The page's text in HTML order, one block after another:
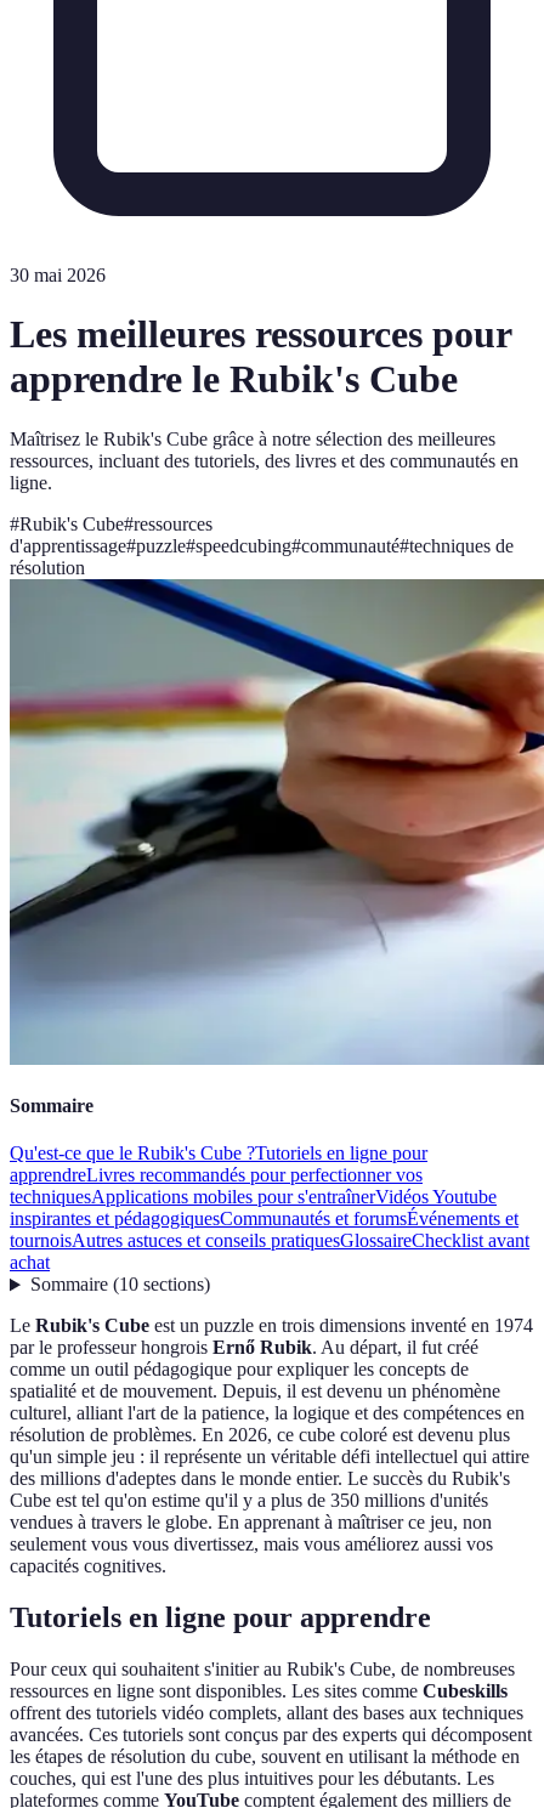
30 mai 2026
Les meilleures ressources pour
apprendre le Rubik's Cube
Maîtrisez le Rubik's Cube grâce à notre sélection des meilleures
ressources, incluant des tutoriels, des livres et des communautés en
ligne.
#Rubik's Cube#ressources
d'apprentissage#puzzle#speedcubing#communauté#techniques de
résolution
Sommaire
Qu'est-ce que le Rubik's Cube ?Tutoriels en ligne pour
apprendreLivres recommandés pour perfectionner vos
techniquesApplications mobiles pour s'entraînerVidéos Youtube
inspirantes et pédagogiquesCommunautés et forumsÉvénements et
tournoisAutres astuces et conseils pratiquesGlossaireChecklist avant
achat
Sommaire(10 sections)
Le Rubik's Cube est un puzzle en trois dimensions inventé en 1974
par le professeur hongrois Ernő Rubik. Au départ, il fut créé
comme un outil pédagogique pour expliquer les concepts de
spatialité et de mouvement. Depuis, il est devenu un phénomène
culturel, alliant l'art de la patience, la logique et des compétences en
résolution de problèmes. En 2026, ce cube coloré est devenu plus
qu'un simple jeu : il représente un véritable défi intellectuel qui attire
des millions d'adeptes dans le monde entier. Le succès du Rubik's
Cube est tel qu'on estime qu'il y a plus de 350 millions d'unités
vendues à travers le globe. En apprenant à maîtriser ce jeu, non
seulement vous vous divertissez, mais vous améliorez aussi vos
capacités cognitives.
Tutoriels en ligne pour apprendre
Pour ceux qui souhaitent s'initier au Rubik's Cube, de nombreuses
ressources en ligne sont disponibles. Les sites comme Cubeskills
offrent des tutoriels vidéo complets, allant des bases aux techniques
avancées. Ces tutoriels sont conçus par des experts qui décomposent
les étapes de résolution du cube, souvent en utilisant la méthode en
couches, qui est l'une des plus intuitives pour les débutants. Les
plateformes comme YouTube comptent également des milliers de